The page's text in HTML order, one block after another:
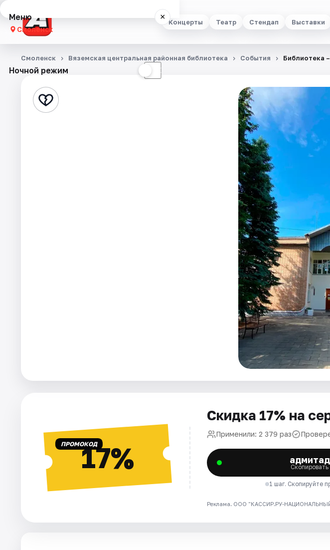
Концерты Театр Стендап Выставки
Меню ×
Смоленск
Концерты
Стендап
Ночной режим ☾
Смоленск Вяземская центральная районная библиотека События Библиотека
ПРОМОКОД17%
Скидка 17% на
Применили: 2 379 раз
адмитад
Скопировать
1 шаг. Скопируйте
Реклама. ООО "КАССИР.РУ-НАЦИОНАЛЬНЫЙ